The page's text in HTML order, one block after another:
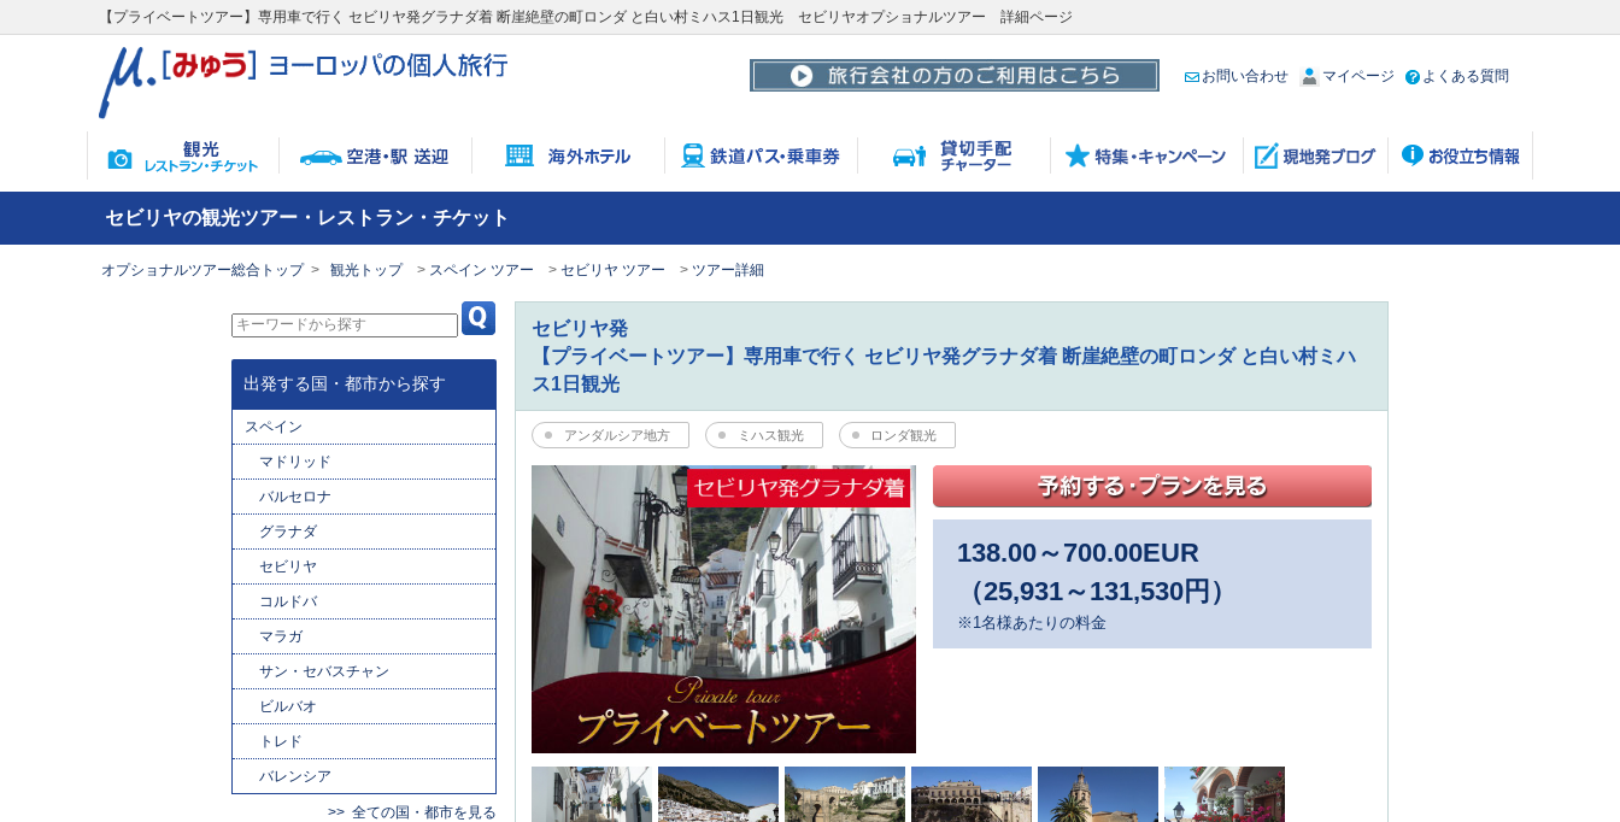
【プライベートツアー】専用車で行く セビリヤ発グラナダ着 断崖絶壁の町ロンダ と白い村ミハス1日観光 セビリヤオプショナルツアー 詳細ページ
お問い合わせ マイページ よくある質問
セビリヤの観光ツアー・レストラン・チケット
オプショナルツアー総合トップ 観光トップ スペイン ツアー セビリヤ ツアー ツアー詳細
出発する国・都市から探す
スペイン
マドリッド
バルセロナ
グラナダ
セビリヤ
コルドバ
マラガ
サン・セバスチャン
ビルバオ
トレド
バレンシア
全ての国・都市を見る
セビリヤ発
【プライベートツアー】専用車で行く セビリヤ発グラナダ着 断崖絶壁の町ロンダ と白い村ミハ
ス1日観光
アンダルシア地方 ミハス観光 ロンダ観光
138.00～ 700.00EUR
（25,931～131,530円）
※1名様あたりの料金